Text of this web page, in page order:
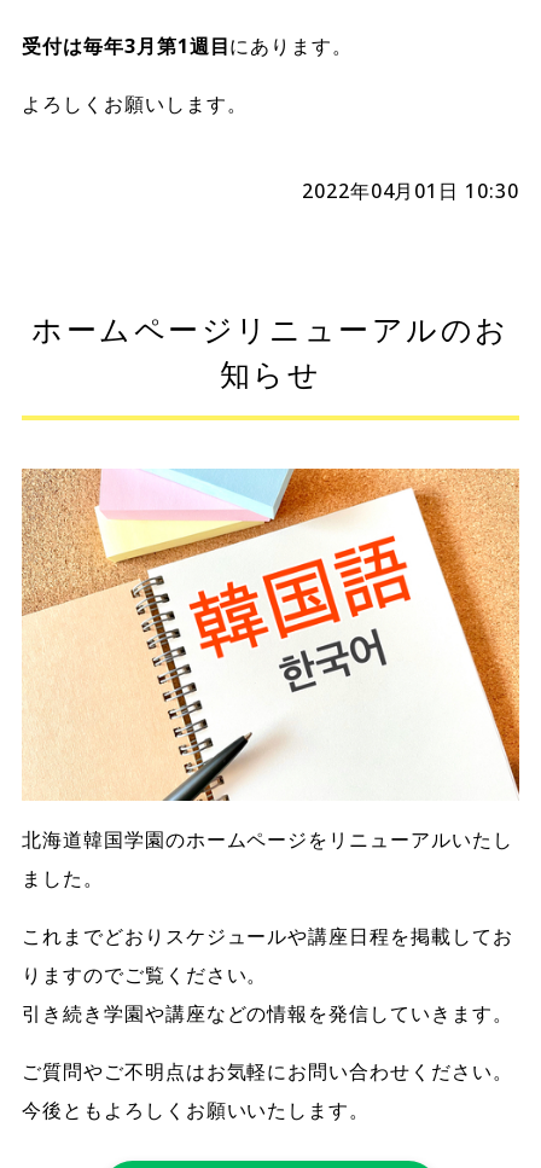
受付は毎年3月第1週目にあります。
よろしくお願いします。
2022年04月01日 10:30
ホームページリニューアルのお
知らせ
北海道韓国学園のホームページをリニューアルいたし
ました。
これまでどおりスケジュールや講座日程を掲載してお
りますのでご覧ください。
引き続き学園や講座などの情報を発信していきます。
ご質問やご不明点はお気軽にお問い合わせください。
今後ともよろしくお願いいたします。